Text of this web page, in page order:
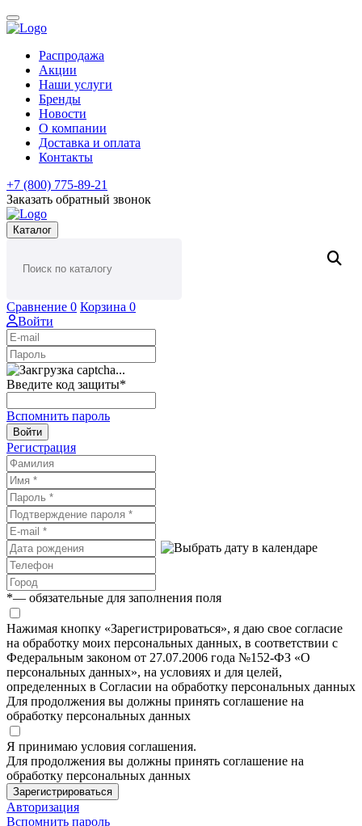
Распродажа
Акции
Наши услуги
Бренды
Новости
О компании
Доставка и оплата
Контакты
+7 (800) 775-89-21
Заказать обратный звонок
Каталог
Сравнение 0 Корзина 0
Войти
Введите код защиты*
Вспомнить пароль
Войти
Регистрация
*— обязательные для заполнения поля
Нажимая кнопку «Зарегистрироваться», я даю свое согласие
на обработку моих персональных данных, в соответствии с
Федеральным законом от 27.07.2006 года №152-ФЗ «О
персональных данных», на условиях и для целей,
определенных в Согласии на обработку персональных данных
Для продолжения вы должны принять соглашение на
обработку персональных данных
Я принимаю условия соглашения.
Для продолжения вы должны принять соглашение на
обработку персональных данных
Зарегистрироваться
Авторизация
Вспомнить пароль